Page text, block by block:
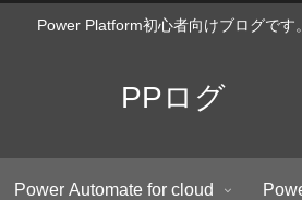
Power Platform初心者向けブログです。
PPログ
Power Automate for cloud